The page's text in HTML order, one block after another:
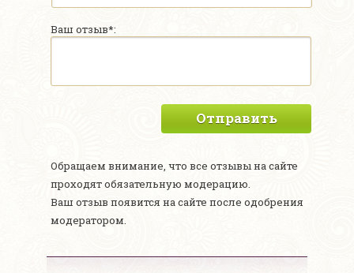
Ваш отзыв*:
Отправить
Обращаем внимание, что все отзывы на сайте
проходят обязательную модерацию.
Ваш отзыв появится на сайте после одобрения
модератором.